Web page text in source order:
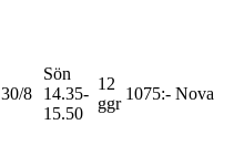
30/8
Sön
14.35-
15.50
12
ggr
1075:- Nova